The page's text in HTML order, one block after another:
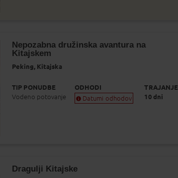
Nepozabna družinska avantura na
Kitajskem
Peking, Kitajska
TIP PONUDBE
Vodeno potovanje
ODHODI
Datumi odhodov
TRAJANJE
10 dni
Dragulji Kitajske